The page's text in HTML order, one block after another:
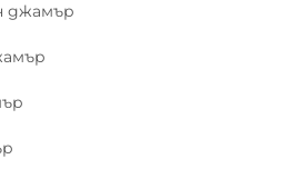
джамър